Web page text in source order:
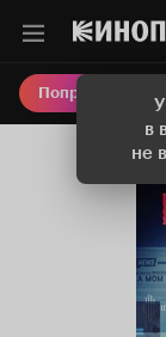
в
не
Попробовать